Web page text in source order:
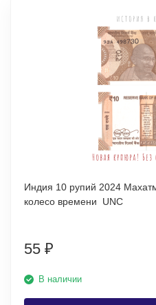
Индия 10 рупий 2024
колесо времени UNC
55 ₽
В наличии